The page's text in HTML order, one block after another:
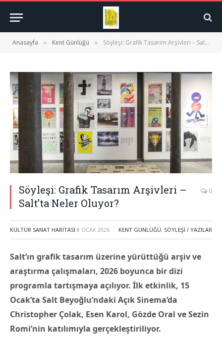
Anasayfa » Kent Günlüğü » Söyleşi: Grafik Tasarım Arşivleri – Salt’ta Neler Oluyor?
Söyleşi: Grafik Tasarım Arşivleri –
Salt’ta Neler Oluyor?
0
KÜLTÜR SANAT HARITASI 8 OCAK 2026 KENT GÜNLÜĞÜ, SÖYLEŞI / YAZILAR
Salt’ın grafik tasarım üzerine yürüttüğü arşiv ve
araştırma çalışmaları, 2026 boyunca bir dizi
programla tartışmaya açılıyor. İlk etkinlik, 15
Ocak’ta Salt Beyoğlu’ndaki Açık Sinema’da
Christopher Çolak, Esen Karol, Gözde Oral ve Sezin
Romi’nin katılımıyla gerçekleştiriliyor.